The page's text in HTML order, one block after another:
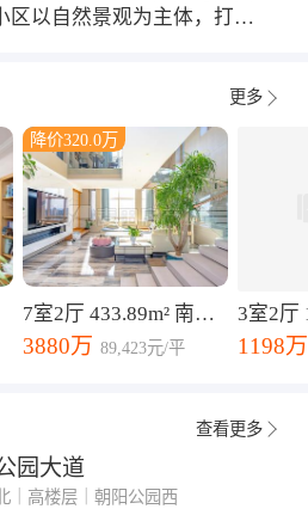
区以自然景观为主体，打造
质高。物业公司为盛世物
军事化封闭管理，每栋楼
心。性价比高，居民满意
完善。小区内部配备人工
场、湖边凉亭和木桥等，
完善。交通便捷，附近有
、生态休闲资源丰富。 4.
企业高管、教职工和企业
待人和善，邻里关系较
更多
降价320.0万
7室2厅 433.89m² 南西北
3880万 89,423元/平
3室2厅
1198万
查看更多
园大道
｜高楼层｜朝阳公园西